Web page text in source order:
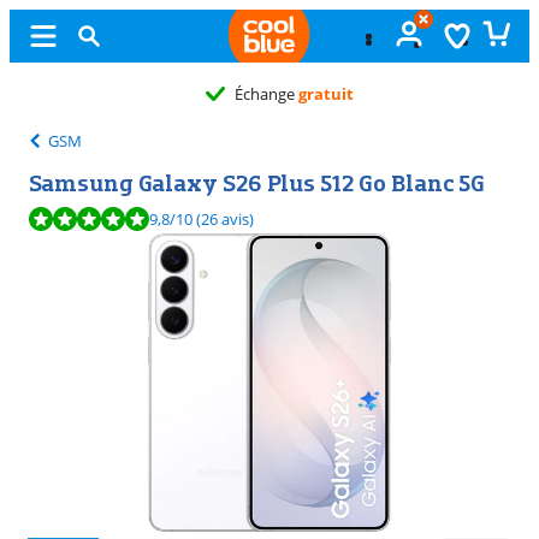
Échangegratuit
GSM
Samsung Galaxy S26 Plus 512 Go Blanc 5G
La note est de 9,8 sur 10, basée sur 26 avis.
9,8/10(26 avis)